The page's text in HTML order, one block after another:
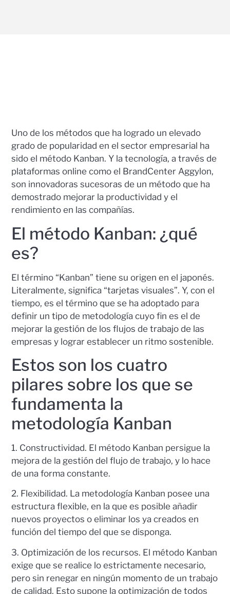
Uno de los métodos que ha logrado un elevado
grado de popularidad en el sector empresarial ha
sido el método Kanban. Y la tecnología, a través de
plataformas online como el BrandCenter Aggylon,
son innovadoras sucesoras de un método que ha
demostrado mejorar la productividad y el
rendimiento en las compañías.
El método Kanban: ¿qué
es?
El término “Kanban” tiene su origen en el japonés.
Literalmente, significa “tarjetas visuales”. Y, con el
tiempo, es el término que se ha adoptado para
definir un tipo de metodología cuyo fin es el de
mejorar la gestión de los flujos de trabajo de las
empresas y lograr establecer un ritmo sostenible.
Estos son los cuatro
pilares sobre los que se
fundamenta la
metodología Kanban
1. Constructividad. El método Kanban persigue la
mejora de la gestión del flujo de trabajo, y lo hace
de una forma constante.
2. Flexibilidad. La metodología Kanban posee una
estructura flexible, en la que es posible añadir
nuevos proyectos o eliminar los ya creados en
función del tiempo del que se disponga.
3. Optimización de los recursos. El método Kanban
exige que se realice lo estrictamente necesario,
pero sin renegar en ningún momento de un trabajo
de calidad. Esto supone la optimización de todos